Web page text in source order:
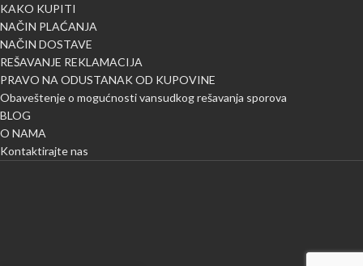
KAKO KUPITI
NAČIN PLAĆANJA
NAČIN DOSTAVE
REŠAVANJE REKLAMACIJA
PRAVO NA ODUSTANAK OD KUPOVINE
Obaveštenje o mogućnosti vansudkog rešavanja sporova
BLOG
O NAMA
Kontaktirajte nas